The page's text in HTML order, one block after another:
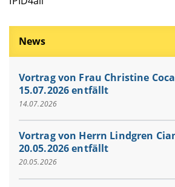
News
Vortrag von Frau Christine
15.07.2026 entfällt
14.07.2026
Vortrag von Herrn Lindgren
20.05.2026 entfällt
20.05.2026